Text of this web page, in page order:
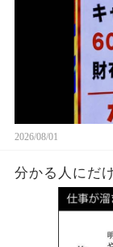
2026/08/01
分かる人にだ